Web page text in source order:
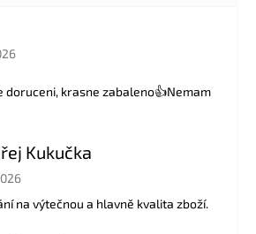
obchodu je 5 z 5 hvězdiček.
doruceni, krasne zabaleno👍Nemam
Kukučka
obchodu je 5 z 5 hvězdiček.
na výtečnou a hlavně kvalita zboží.